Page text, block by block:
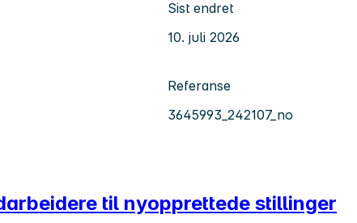
Sist endret
10. juli 2026
Referanse
3645993_242107_no
til nyopprettede stillinger